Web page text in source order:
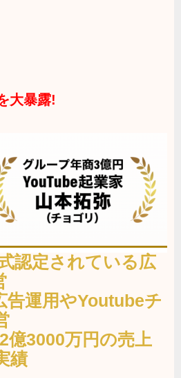
大暴露!
認定されている広
告運用やYoutubeチ
億3000万円の売上
績